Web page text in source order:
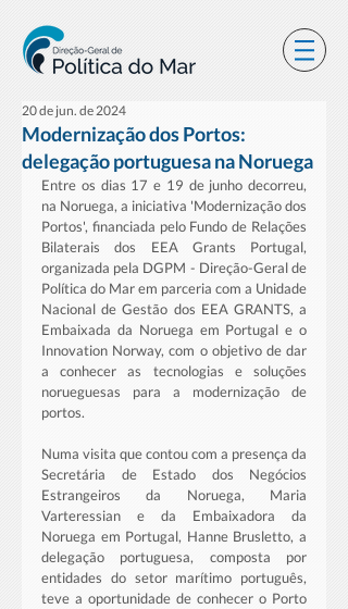
Modernização dos Portos:
delegação portuguesa na Noruega
20 de jun. de 2024
Entre os dias 17 e 19 de junho decorreu,
na Noruega, a iniciativa 'Modernização dos
Portos', financiada pelo Fundo de Relações
Bilaterais dos EEA Grants Portugal,
organizada pela DGPM - Direção-Geral de
Política do Mar em parceria com a Unidade
Nacional de Gestão dos EEA GRANTS, a
Embaixada da Noruega em Portugal e o
Innovation Norway, com o objetivo de dar
a conhecer as tecnologias e soluções
norueguesas para a modernização de
portos.
Numa visita que contou com a presença da
Secretária de Estado dos Negócios
Estrangeiros da Noruega, Maria
Varteressian e da Embaixadora da
Noruega em Portugal, Hanne Brusletto, a
delegação portuguesa, composta por
entidades do setor marítimo português,
teve a oportunidade de conhecer o Porto